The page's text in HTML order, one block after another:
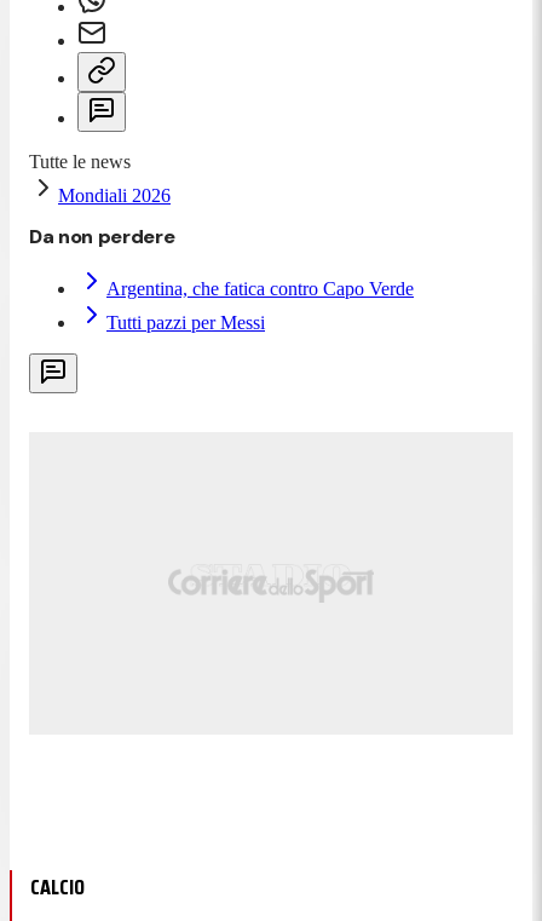
Tutte le news
Mondiali 2026
Da non perdere
Argentina, che fatica contro Capo Verde
Tutti pazzi per Messi
CALCIO